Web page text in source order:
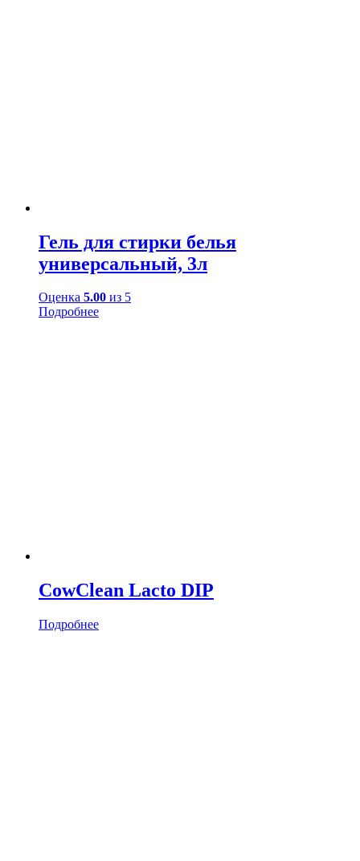
Гель для стирки белья
универсальный, 3л
Оценка 5.00 из 5
Подробнее
CowClean Lacto DIP
Подробнее